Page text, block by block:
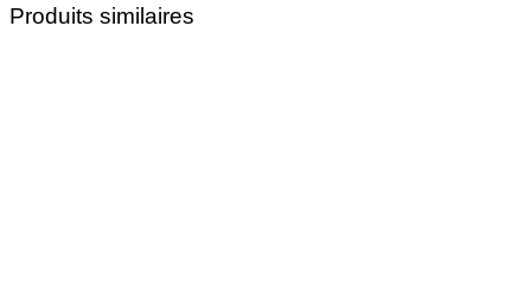
Produits similaires